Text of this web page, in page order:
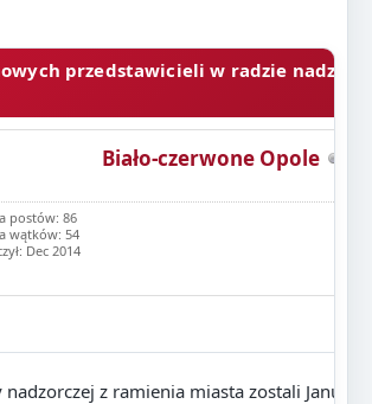
przedstawicieli w radzie
Biało-czerwone Opole
postów: 86
wątków: 54
Dec 2014
nadzorczej z ramienia miasta zostali Janusz